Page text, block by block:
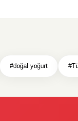
#doğal yoğurt